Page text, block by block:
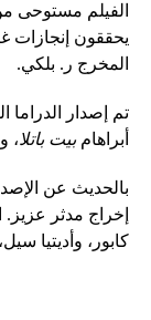
الفيلم مستوحى
يحققون إنجازات
المخرج ر. بلكي.
أبراهامبيت باتلا،
بالحديث عن
إخراج مدثر
كابور، وأديتيا